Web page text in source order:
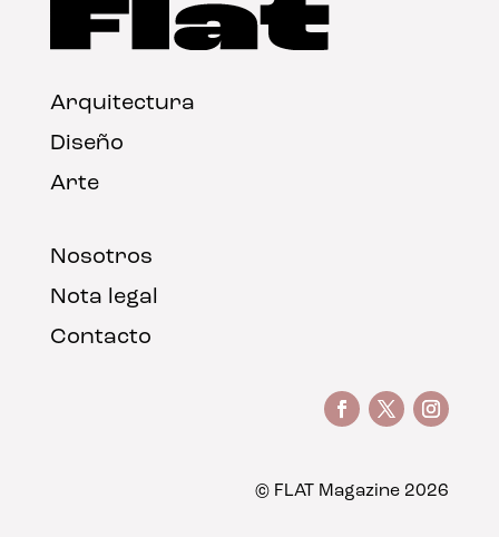
Arquitectura
Diseño
Arte
Nosotros
Nota legal
Contacto
© FLAT Magazine 2026